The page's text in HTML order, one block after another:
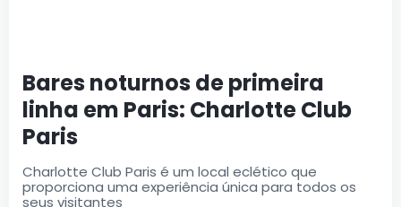
Bares noturnos de primeira
linha em Paris: Charlotte Club
Paris
Charlotte Club Paris é um local eclético que
proporciona uma experiência única para todos os
seus visitantes